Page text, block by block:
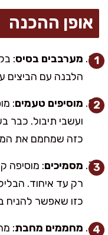
אופן ההכנה
מערבבים בסיס:
הלבנה עם
מוסיפים טעמים:
ועשבי תיבול. כבר
כזה שמחמם את
מסמיכים: מוסיפה
רק עד איחוד.
כזו שאפשר להניח
מחממים מחבת: